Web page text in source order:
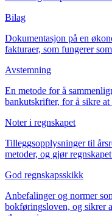
Bilag
Dokumentasjon på en
fakturaer, som fungerer
Avstemning
En metode for å
bankutskrifter, for å sikre at
Noter i regnskapet
Tilleggsopplysninger til
metoder, og gjør
God regnskapsskikk
Anbefalinger og normer
bokføringsloven, og sikrer